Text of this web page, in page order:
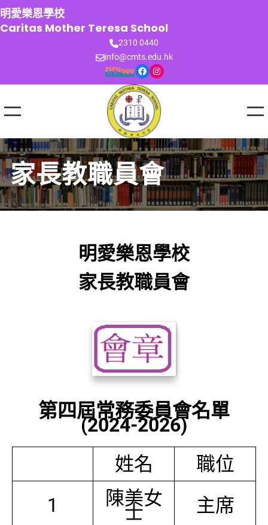
跳
至
主
明愛樂恩學校
Caritas Mother Teresa School
2310 0440
info@cmts.edu.hk
Facebook Instagram
家長教職員會
明愛樂恩學校
家長教職員會
第四屆常務委員會名單
(2024-2026)
姓名
職位
1
陳美女
士 主席